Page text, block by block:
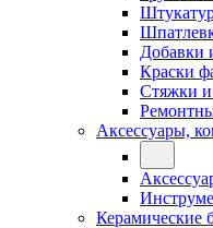
Добавки
Краски
Стяжки
Аксессуары,
Керамические